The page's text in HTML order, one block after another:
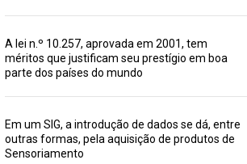
A lei n.º 10.257, aprovada em 2001, tem
méritos que justificam seu prestígio em boa
parte dos países do mundo
Em um SIG, a introdução de dados se dá, entre
outras formas, pela aquisição de produtos de
Sensoriamento